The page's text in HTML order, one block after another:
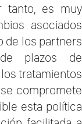
tanto, es muy
asociados
de los partners
plazos de
tratamientos
compromete
esta política